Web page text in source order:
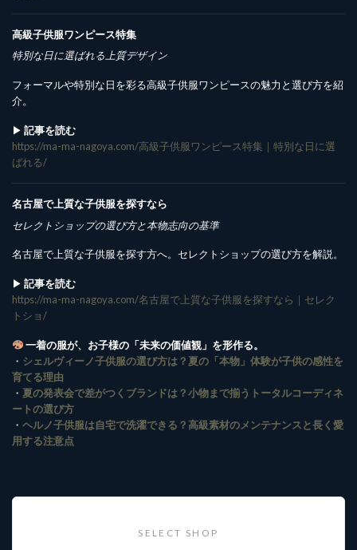
高級子供服ワンピース特集
特別な日に選ばれる上質デザイン
フォーマルや特別な日を彩る高級子供服ワンピースの魅力と選び方を紹
介。
▶︎ 記事を読む
https://ma-ma-nagoya.com/高級子供服ワンピース特集｜特別な日に選
ばれる/
名古屋で上質な子供服を探すなら
セレクトショップの選び方と本物志向の基準
名古屋で上質な子供服を探す方へ。セレクトショップの選び方を解説。
▶︎ 記事を読む
https://ma-ma-nagoya.com/名古屋で上質な子供服を探すなら｜セレク
トショ/
一着の服が、お子様の「未来の価値観」を形作る。
・ シェルヴィーノ子供服の選び方は？夏の「本物」体験が子供の感性を
育てる理由
・ 夏の発表会で差がつくブランドは？小物まで揃うトータルコーディネ
ートの選び方
・ ヘルノ子供服は自宅で洗濯できる？高級素材のメンテナンスと長く愛
用する注意点
SELECT SHOP